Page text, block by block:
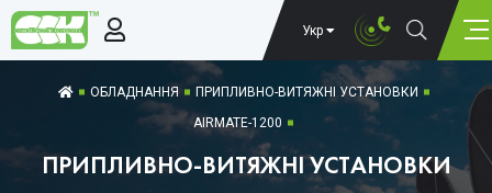
Укр
ОБЛАДНАННЯ
ПРИПЛИВНО-ВИТЯЖНІ УСТАНОВКИ
AIRMATE-1200
ПРИПЛИВНО-ВИТЯЖНІ УСТАНОВКИ